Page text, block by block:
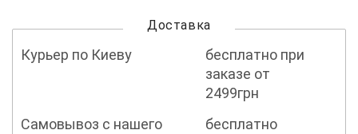
Доставка
Курьер по Киеву
бесплатно при
заказе от
2499грн
Самовывоз с нашего
бесплатно